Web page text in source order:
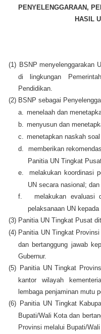
PENYELENGGARAAN,
HASIL
(1) BSNP menyelenggarakan
di lingkungan
Pendidikan.
(2) BSNP sebagai
a.
menelaah dan
b.
menyusun dan
c.
menetapkan naskah soal
d.
memberikan
Panitia UN Tingkat
e.
melakukan koordinasi
UN secara nasional; dan
f.
melakukan evaluasi
pelaksanaan UN kepada
(3) Panitia UN Tingkat Pusat
(4) Panitia UN Tingkat
dan bertanggung jawab
Gubernur.
(5) Panitia UN Tingkat
kantor wilayah
lembaga penjaminan mutu
(6) Panitia UN Tingkat
Bupati/Wali Kota dan
Provinsi melalui Bupati/Wali